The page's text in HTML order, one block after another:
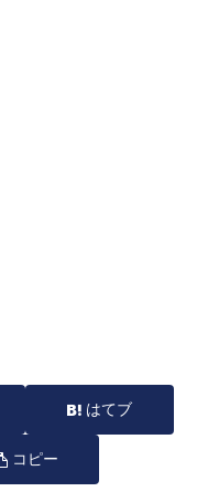
はてブ
コピー